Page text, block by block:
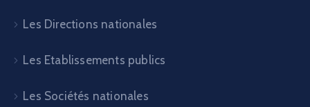
Les Directions nationales
Les Etablissements publics
Les Sociétés nationales